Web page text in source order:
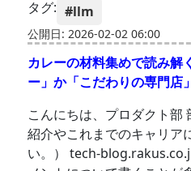
タグ: #llm
公開日: 2026-02-02 06:00
カレーの材料集めで読み解
ー」か「こだわりの専門店
こんにちは、プロダクト部
紹介やこれまでのキャリア
い。） tech-